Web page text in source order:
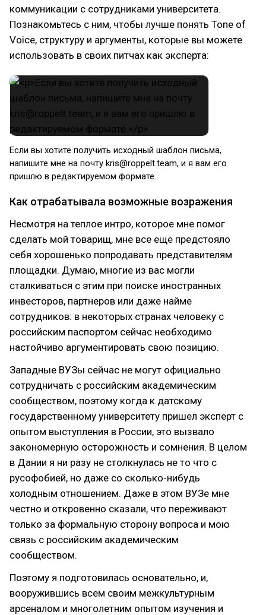
коммуникации с сотрудниками университета.
Познакомьтесь с ним, чтобы лучше понять Tone of
Voice, структуру и аргументы, которые вы можете
использовать в своих питчах как эксперта:
Если вы хотите получить исходный шаблон письма,
напишите мне на почту kris@roppelt.team, и я вам его
пришлю в редактируемом формате.
Как отрабатывала возможные возражения
Несмотря на теплое интро, которое мне помог
сделать мой товарищ, мне все еще предстояло
себя хорошенько попродавать представителям
площадки. Думаю, многие из вас могли
сталкиваться с этим при поиске иностранных
инвесторов, партнеров или даже найме
сотрудников: в некоторых странах человеку с
российским паспортом сейчас необходимо
настойчиво аргументировать свою позицию.
Западные ВУЗы сейчас не могут официально
сотрудничать с российским академическим
сообществом, поэтому когда к датскому
государственному университету пришел эксперт с
опытом выступления в России, это вызвало
закономерную осторожность и сомнения. В целом
в Дании я ни разу не столкнулась не то что с
русофобией, но даже со сколько-нибудь
холодным отношением. Даже в этом ВУЗе мне
честно и откровенно сказали, что переживают
только за формальную сторону вопроса и мою
связь с российским академическим
сообществом.
Поэтому я подготовилась основательно, и,
вооружившись всем своим межкультурным
арсеналом и многолетним опытом изучения и